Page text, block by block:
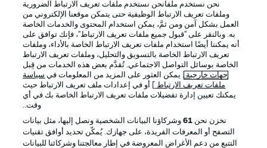
الإعلانات الإخطارات القانونية
شروط الاستخدام القنوات الناقلة
نحن نستخدم ملفانحن نستخدم ملفات تعريف الارتباط الضرورية
وملفات تعريف الارتباط الوظيفية حتى يتمكن موقعنا الإلكتروني من
العمل بشكل آمن ومن ثمَّ، يمكن استخدام المحتوى والخدمات الخاصة
به. وبالنقر على "قبول جميع ملفات تعريف الارتباط"، فإنك توافق على
أنه يمكننا أيضًا استخدام ملفات تعريف الارتباط الخاصة بالأداء، وملفات
تعريف الارتباط الخاصة بالتسويق والتحليل، وملفات تعريف الارتباط
الخاصة بوسائل التواصل الاجتماعي. تُقدَّم بعض هذه الخدمات من قِبل
جهات خارجية . يمكن العثور على المزيد من المعلومات في سياسة
ملفات تعريف الارتباط
] أو في إعدادات ملف تعريف الارتباط حيث
يمكنك تعيين إدارة تفضيلات ملفات تعريف الارتباط الخاصة بك في أي
وقت..
نخزن نحن 61وشركاؤنا البيانات الشخصية ونصل إليها، مثل بيانات
التصفح أو المعرفات الفريدة، على جهازك. يُمكّن تحديد أوافق تقنيات
التتبع من دعم الأغراض المعروضة في إطار معالجتنا وشركائنا للبيانات